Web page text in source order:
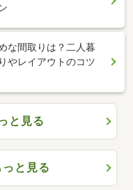
な間取りは？二人暮
やレイアウトのコツ
と見る
と見る